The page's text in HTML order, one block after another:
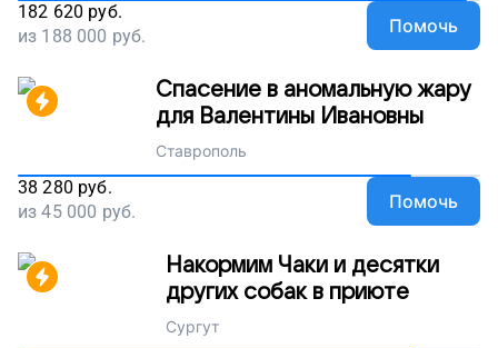
182 620 руб.
из 188 000 руб. Помочь
Спасение в аномальную жару
для Валентины Ивановны
Ставрополь
38 280 руб.
из45 000 руб. Помочь
Накормим Чаки и десятки
других собак в приюте
Сургут